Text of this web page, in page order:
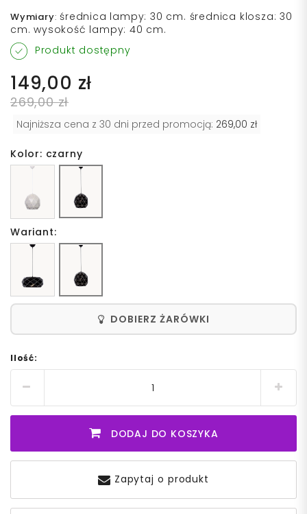
Wymiary: średnica lampy: 30 cm. średnica klosza: 30
cm. wysokość lampy: 40 cm.
Produkt dostępny
149,00 zł
269,00 zł
Najniższa cena z 30 dni przed promocją: 269,00 zł
Kolor: czarny
Wariant:
DOBIERZ ŻARÓWKI
Ilość:
DODAJ DO KOSZYKA
Zapytaj o produkt